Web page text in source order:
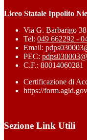
Liceo Statale Ippolito
Via G. Barbarigo
Tel: 049 662292 -
Email:
PEC:
C.F.: 80014060281
Certificazione di
https://
Sezione Link Utili